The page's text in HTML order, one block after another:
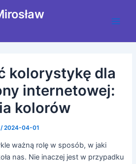
kolorystykę dla
internetowej:
kolorów
/2024-04-01
ważną rolę w sposób, w jaki
nas. Nie inaczej jest w przypadku